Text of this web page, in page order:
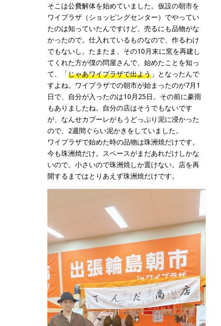
そこは公費解体を始めていました。仮設の朝市を
ワイプラザ（ショッピングセンター）でやってい
たのは知っていたんですけど、売るにも品物がな
かったので。仕入れているものなので、作るわけ
でもないし。たまたま、その10月末に窯を再建し
てくれた方が僕の問屋さんで、始めたことを知っ
て、「じゃあワイプラザで出よう 」となったんで
すよね。ワイプラザでの朝市が始まったのが7月1
日で、自分が入ったのは10月25日。その前に豪雨
もありましたね。自分の店はそうでもないです
が、なんせカブーレがもうどっぷり泥に浸かった
ので、2週間ぐらい泥かきをしていました。
ワイプラザで始めた時の品物は珠洲焼だけです。
今も珠洲焼だけ。スペースがまだあれだけしかな
いので。小さいので珠洲焼しか置けない。店を再
開するまではとりあえず珠洲焼だけです。